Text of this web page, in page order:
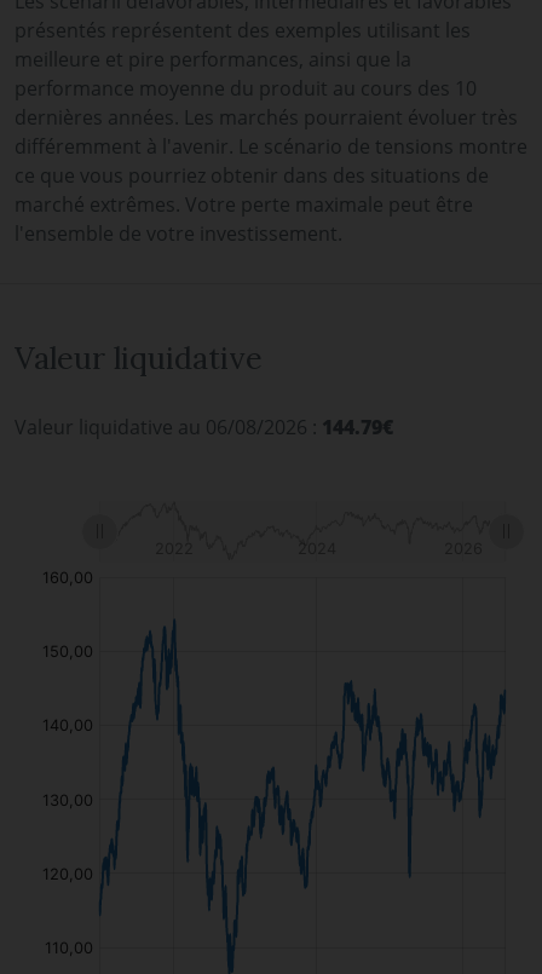
présentés représentent des exemples utilisant les
meilleure et pire performances, ainsi que la
performance moyenne du produit au cours des 10
dernières années. Les marchés pourraient évoluer très
différemment à l'avenir. Le scénario de tensions montre
ce que vous pourriez obtenir dans des situations de
marché extrêmes. Votre perte maximale peut être
l'ensemble de votre investissement.
Valeur liquidative
Valeur liquidative au 06/08/2026 : 144.79€